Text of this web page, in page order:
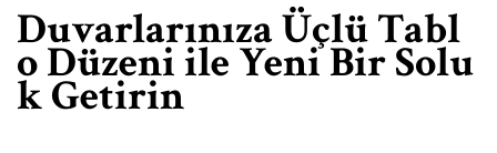
Duvarlarınıza Üçlü Tabl
o Düzeni ile Yeni Bir Solu
k Getirin